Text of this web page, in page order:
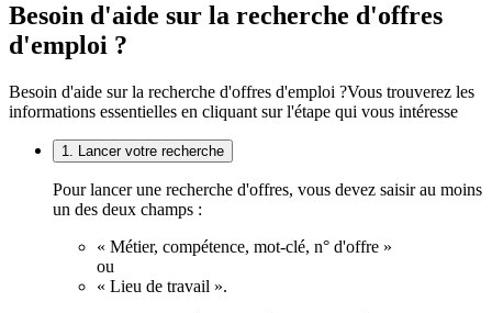
Besoin d'aide sur la recherche d'offres
d'emploi ?
Besoin d'aide sur la recherche d'offres d'emploi ?Vous trouverez les
informations essentielles en cliquant sur l'étape qui vous intéresse
1. Lancer votre recherche
Pour lancer une recherche d'offres, vous devez saisir au moins
un des deux champs :
« Métier, compétence, mot-clé, n° d'offre »
ou
« Lieu de travail ».